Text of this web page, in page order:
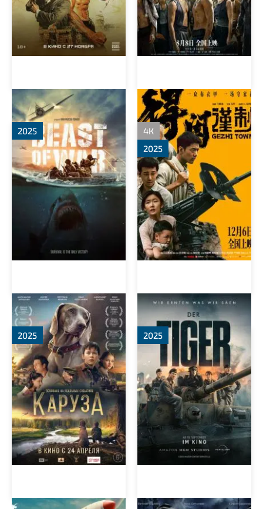
Зверь войны Городок Гэчжи
Каруза
2025
Тигр
4К
2025
2025 2025